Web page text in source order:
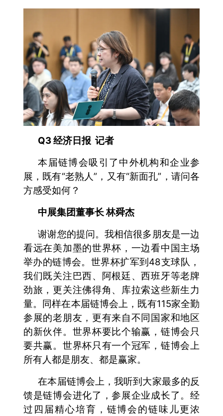
Q3 经济日报 记者
本届链博会吸引了中外机构和企业参
展，既有“老熟人”，又有“新面孔”，请问各
方感受如何？
中展集团董事长 林舜杰
谢谢您的提问。我相信很多朋友是一边
看远在美加墨的世界杯，一边看中国主场
举办的链博会。世界杯扩军到48支球队，
我们既关注巴西、阿根廷、西班牙等老牌
劲旅，更关注佛得角、库拉索这些新生力
量。同样在本届链博会上，既有115家全勤
参展的老朋友，更有来自不同国家和地区
的新伙伴。世界杯要比个输赢，链博会只
要共赢。世界杯只有一个冠军，链博会上
所有人都是朋友、都是赢家。
在本届链博会上，我听到大家最多的反
馈是链博会进化了，参展企业成长了。经
过四届精心培育，链博会的链味儿更浓